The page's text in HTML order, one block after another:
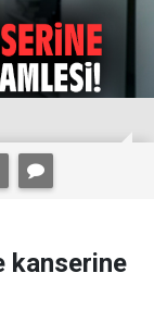
kanserine